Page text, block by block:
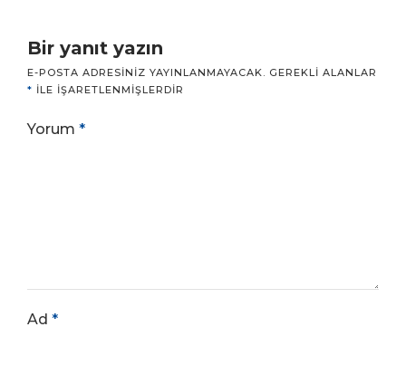
Bir yanıt yazın
E-POSTA ADRESINIZ YAYINLANMAYACAK. GEREKLI ALANLAR
* ILE IŞARETLENMIŞLERDIR
Yorum *
Ad *